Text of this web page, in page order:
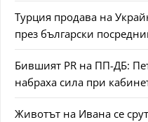
Турция продава на
през български
Бившият PR на ПП-ДБ:
набраха сила при
Животът на Ивана се